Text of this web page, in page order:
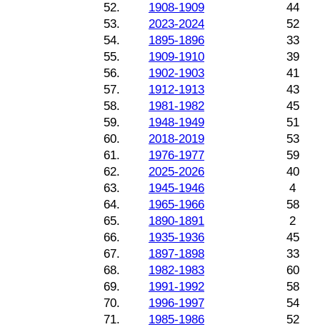
52.
1908-1909
44
53.
2023-2024
52
54.
1895-1896
33
55.
1909-1910
39
56.
1902-1903
41
57.
1912-1913
43
58.
1981-1982
45
59.
1948-1949
51
60.
2018-2019
53
61.
1976-1977
59
62.
2025-2026
40
63.
1945-1946
4
64.
1965-1966
58
65.
1890-1891
2
66.
1935-1936
45
67.
1897-1898
33
68.
1982-1983
60
69.
1991-1992
58
70.
1996-1997
54
71.
1985-1986
52